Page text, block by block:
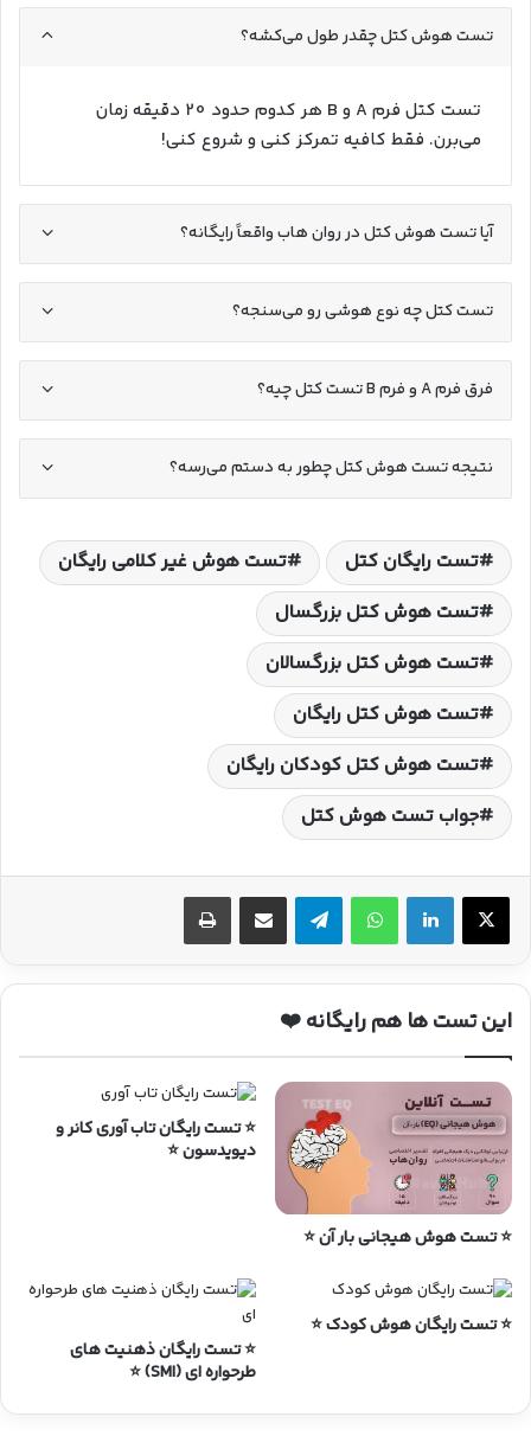
تست هوش کتل چقدر طول می‌کشه؟
تست کتل فرم A و B هر کدوم حدود 20 دقیقه زمان
می‌برن. فقط کافیه تمرکز کنی و شروع کنی!
آیا تست هوش کتل در روان هاب واقعاً رایگانه؟
تست کتل چه نوع هوشی رو می‌سنجه؟
فرق فرم A و فرم B تست کتل چیه؟
نتیجه تست هوش کتل چطور به دستم می‌رسه؟
تست رایگان کتل
تست هوش غیر کلامی رایگان
تست هوش کتل بزرگسال
تست هوش کتل بزرگسالان
تست هوش کتل رایگان
تست هوش کتل کودکان رایگان
جواب تست هوش کتل
واتس آپ تلگرام اشتراک گذاری با ایمیل
این تست ها هم رایگانه ❤️
⭐ تست هوش هیجانی بار آن ⭐
⭐ تست رایگان تاب آوری کانر و
دیویدسون ⭐
⭐ تست رایگان هوش کودک ⭐
⭐ تست رایگان ذهنیت های
طرحواره ای (SMI) ⭐